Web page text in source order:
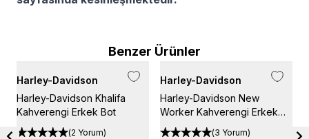
Benzer Ürünler
Harley-Davidson
Harley-Davidson Khalifa
Kahverengi Erkek Bot
(2 Yorum)
Harley-Davidson
Harley-Davidson New
Worker Kahverengi Erkek
Bot
(3 Yorum)